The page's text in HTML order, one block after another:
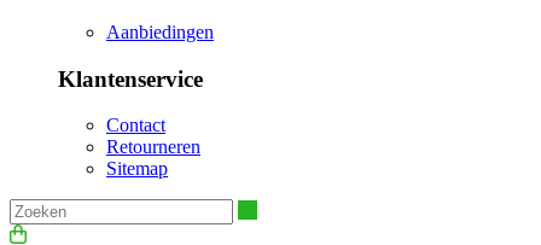
Aanbiedingen
Klantenservice
Contact
Retourneren
Sitemap